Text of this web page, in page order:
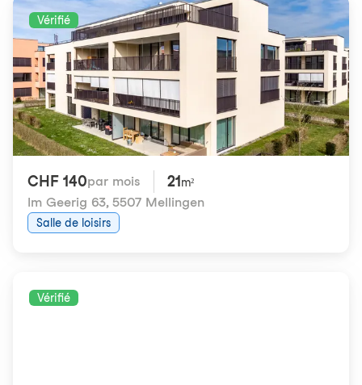
Vérifié
CHF 140par mois 21 m²
Im Geerig 63, 5507 Mellingen
Salle de loisirs
Vérifié